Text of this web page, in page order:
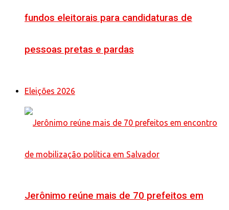
fundos eleitorais para candidaturas de
pessoas pretas e pardas
Eleições 2026
Jerônimo reúne mais de 70 prefeitos em